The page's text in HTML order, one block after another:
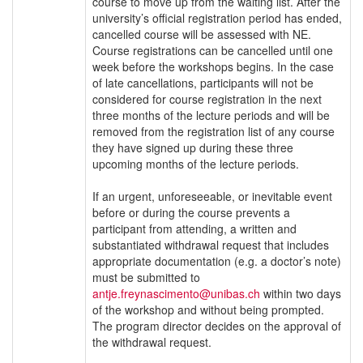
university’s official registration period has ended,
cancelled course will be assessed with NE.
Course registrations can be cancelled until one
week before the workshops begins. In the case
of late cancellations, participants will not be
considered for course registration in the next
three months of the lecture periods and will be
removed from the registration list of any course
they have signed up during these three
upcoming months of the lecture periods.
If an urgent, unforeseeable, or inevitable event
before or during the course prevents a
participant from attending, a written and
substantiated withdrawal request that includes
appropriate documentation (e.g. a doctor’s note)
must be submitted to
antje.freynascimento@unibas.ch within two days
of the workshop and without being prompted.
The program director decides on the approval of
the withdrawal request.